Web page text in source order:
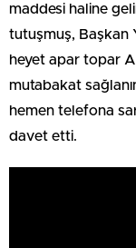
maddesi haline
tutuşmuş, Başkan
heyet apar topar
mutabakat
hemen telefona
davet etti.